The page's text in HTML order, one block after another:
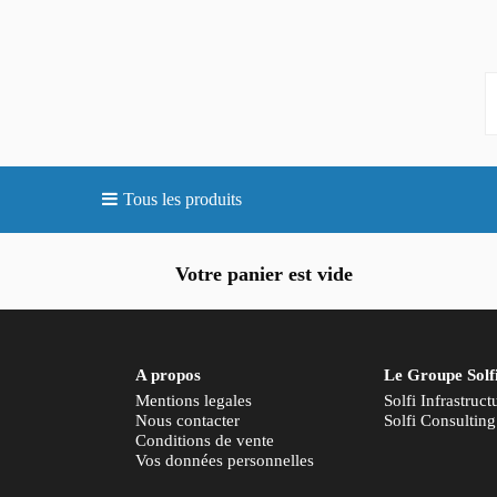
Tous les produits
Votre panier est vide
A propos
Mentions legales
Nous contacter
Conditions de vente
Vos données personnelles
Le Groupe
Solfi
Solfi Consulting